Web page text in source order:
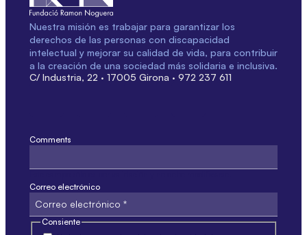
Nuestra misión es trabajar para garantizar los
derechos de las personas con discapacidad
intelectual y mejorar su calidad de vida, para contribuir
a la creación de una sociedad más solidaria e inclusiva.
C/ Industria, 22 · 17005 Girona · 972 237 611
Comments
Correo electrónico
Consiente